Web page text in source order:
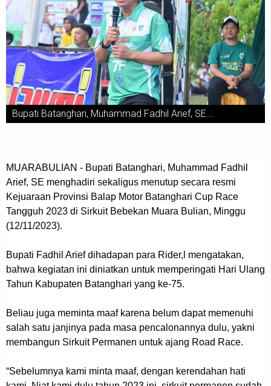
Bupati Batanghari, Muhammad Fadhil Arief, SE...
MUARABULIAN - Bupati Batanghari, Muhammad Fadhil
Arief, SE menghadiri sekaligus menutup secara resmi
Kejuaraan Provinsi Balap Motor Batanghari Cup Race
Tangguh 2023 di Sirkuit Bebekan Muara Bulian, Minggu
(12/11/2023).
Bupati Fadhil Arief dihadapan para Rider,l mengatakan,
bahwa kegiatan ini diniatkan untuk memperingati Hari Ulang
Tahun Kabupaten Batanghari yang ke-75.
Beliau juga meminta maaf karena belum dapat memenuhi
salah satu janjinya pada masa pencalonannya dulu, yakni
membangun Sirkuit Permanen untuk ajang Road Race.
“Sebelumnya kami minta maaf, dengan kerendahan hati